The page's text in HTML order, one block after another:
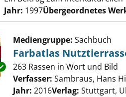
Jahr: 1997Übergeordnetes
Exemplar-Details von Farbatlas
Mediengruppe: Sachbuch
Farbatlas
263 Rassen in Wort und Bild
Verfasser: Sambraus, Hans
Jahr: 2016Verlag: Stuttgart,